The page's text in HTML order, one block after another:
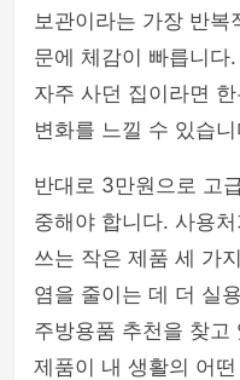
보관이라는 가장 반복
문에 체감이 빠릅니다
자주 사던 집이라면
변화를 느낄 수 있습
반대로 3만원으로 고
중해야 합니다. 사용
쓰는 작은 제품 세 가
염을 줄이는 데 더 실
주방용품 추천을 찾고
제품이 내 생활의 어